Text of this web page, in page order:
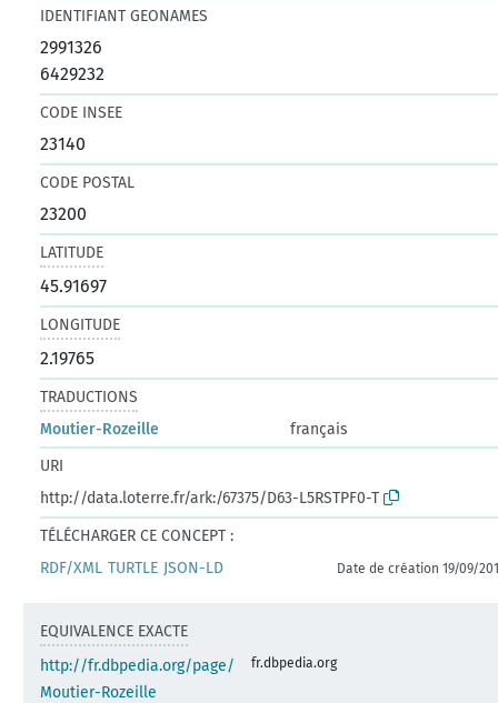
IDENTIFIANT GEONAMES
2991326
6429232
CODE INSEE
23140
CODE POSTAL
23200
LATITUDE
45.91697
LONGITUDE
2.19765
TRADUCTIONS
Moutier-Rozeille
français
URI
http://data.loterre.fr/ark:/67375/D63-L5RSTPF0-T
TÉLÉCHARGER CE CONCEPT :
RDF/XML TURTLE JSON-LD Date de création 19/09/
EQUIVALENCE EXACTE
http://fr.dbpedia.org/page/
Moutier-Rozeille
fr.dbpedia.org